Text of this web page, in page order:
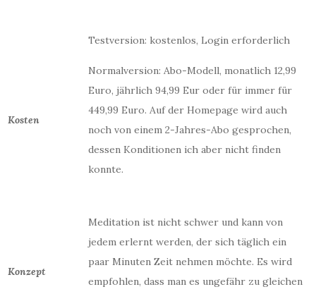
Kosten
Testversion: kostenlos, Login erforderlich
Normalversion: Abo-Modell, monatlich 12,99
Euro, jährlich 94,99 Eur oder für immer für
449,99 Euro. Auf der Homepage wird auch
noch von einem 2-Jahres-Abo gesprochen,
dessen Konditionen ich aber nicht finden
konnte.
Konzept
Meditation ist nicht schwer und kann von
jedem erlernt werden, der sich täglich ein
paar Minuten Zeit nehmen möchte. Es wird
empfohlen, dass man es ungefähr zu gleichen